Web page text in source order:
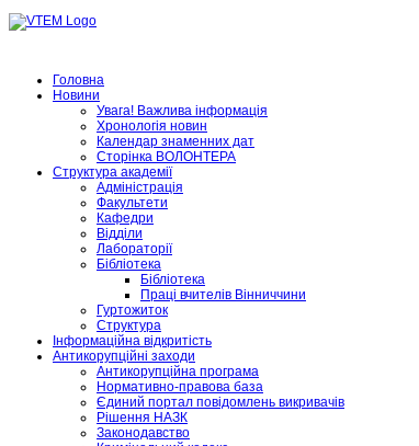
Головна
Новини
Увага! Важлива інформація
Хронологія новин
Календар знаменних дат
Сторінка ВОЛОНТЕРА
Структура академії
Адміністрація
Факультети
Кафедри
Відділи
Лабораторії
Бібліотека
Бібліотека
Праці вчителів Вінниччини
Гуртожиток
Структура
Інформаційна відкритість
Антикорупційні заходи
Антикорупційна програма
Нормативно-правова база
Єдиний портал повідомлень викривачів
Рішення НАЗК
Законодавство